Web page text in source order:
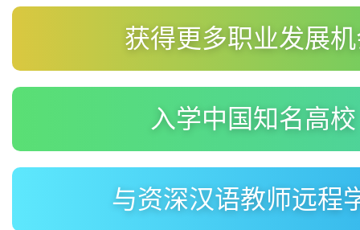
获得更多职业发展
入学中国知名高校
与资深汉语教师远程